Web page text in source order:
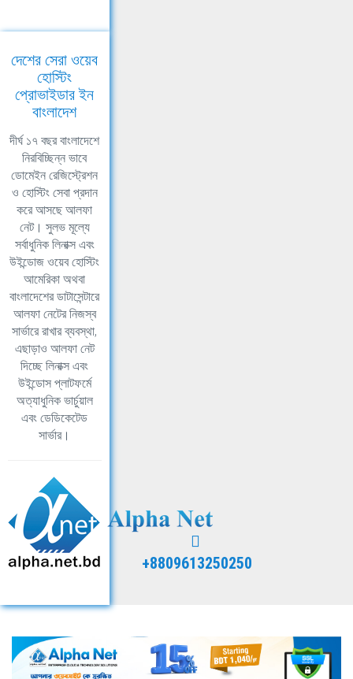
দেশের সেরা ওয়েব
হোস্টিং
প্রোভাইডার ইন
বাংলাদেশ
দীর্ঘ ১৭ বছর বাংলাদেশে
নিরবিচ্ছিন্ন ভাবে
ডোমেইন রেজিস্ট্রেশন
ও হোস্টিং সেবা প্রদান
করে আসছে আলফা
নেট। সুলভ মূল্যে
সর্বাধুনিক লিনাক্স এবং
উইন্ডোজ ওয়েব হোস্টিং
আমেরিকা অথবা
বাংলাদেশের ডাটাসেন্টারে
আলফা নেটের নিজস্ব
সার্ভারে রাখার ব্যবস্থা,
এছাড়াও আলফা নেট
দিচ্ছে লিনাক্স এবং
উইন্ডোস প্লাটফর্মে
অত্যাধুনিক ভার্চুয়াল
এবং ডেডিকেটেড
সার্ভার।
+8809613250250